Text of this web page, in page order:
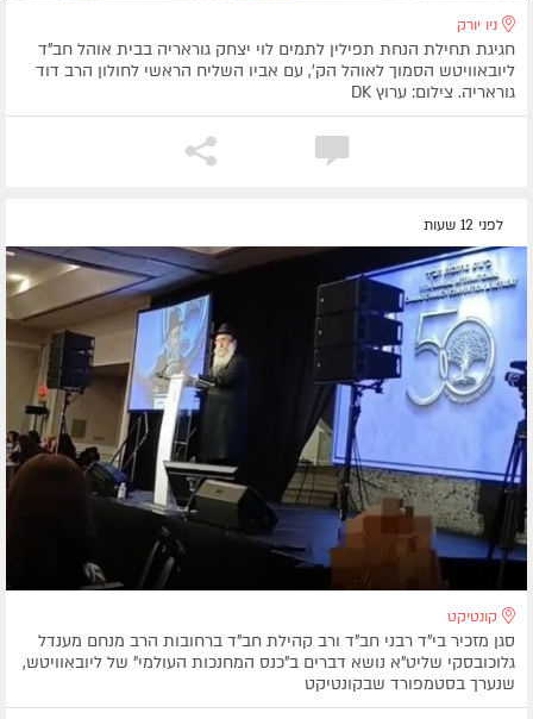
ניו יורק
חגיגת תחילת הנחת תפילין לתמים לוי יצחק גוראריה בבית אוהל חב"ד
ליובאוויטש הסמוך לאוהל הק', עם אביו השליח הראשי לחולון הרב דוד
גוראריה. צילום: ערוץ DK
לפני 12 שעות
קונטיקט
סגן מזכיר בי"ד רבני חב"ד ורב קהילת חב"ד ברחובות הרב מנחם מענדל
גלוכובסקי שליט"א נושא דברים ב"כנס המחנכות העולמי" של ליובאוויטש,
שנערך בסטמפורד שבקונטיקט